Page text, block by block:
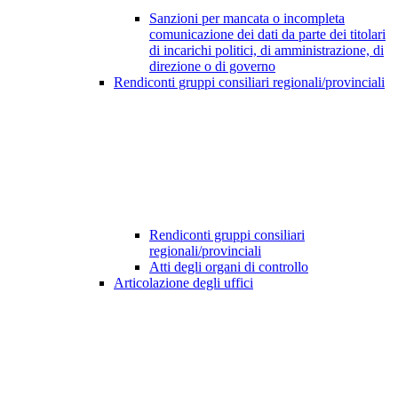
Sanzioni per mancata o incompleta
comunicazione dei dati da parte dei titolari
di incarichi politici, di amministrazione, di
direzione o di governo
Rendiconti gruppi consiliari regionali/provinciali
Rendiconti gruppi consiliari
regionali/provinciali
Atti degli organi di controllo
Articolazione degli uffici